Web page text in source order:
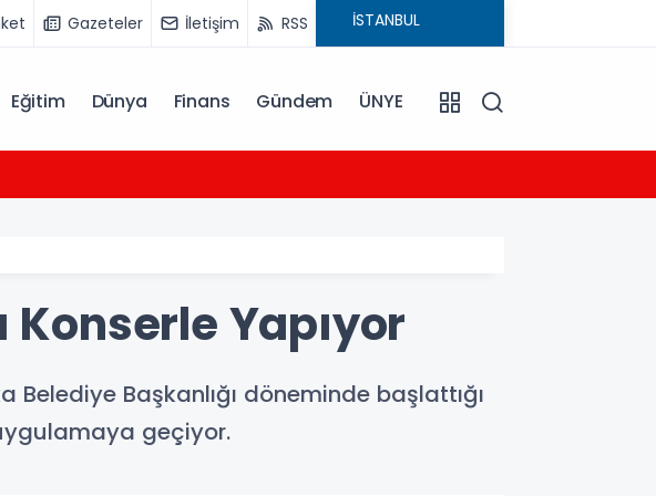
Gazeteler İletişim RSS
Eğitim Dünya Finans Gündem ÜNYE
Konserle Yapıyor
Belediye Başkanlığı döneminde başlattığı
geçiyor.